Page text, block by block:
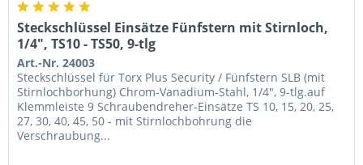
Steckschlüssel Einsätze Fünfstern mit Stirnloch,
1/4", TS10 - TS50, 9-tlg
Art.-Nr. 24003
Steckschlüssel für Torx Plus Security / Fünfstern SLB (mit
Stirnlochborhung) Chrom-Vanadium-Stahl, 1/4", 9-tlg.auf
Klemmleiste 9 Schraubendreher-Einsätze TS 10, 15, 20, 25,
27, 30, 40, 45, 50 - mit Stirnlochbohrung die
Verschraubung...